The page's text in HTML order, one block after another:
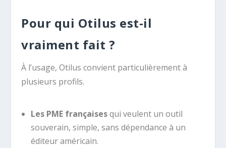
Pour qui Otilus est-il
vraiment fait ?
À l’usage, Otilus convient particulièrement à
plusieurs profils.
Les PME françaisesqui veulent un outil
souverain, simple, sans dépendance à un
éditeur américain.